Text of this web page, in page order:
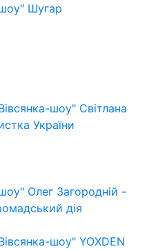
Шугар
шоу" Cвітлана
України
Олег Загородній -
дія
шоу" YOXDEN